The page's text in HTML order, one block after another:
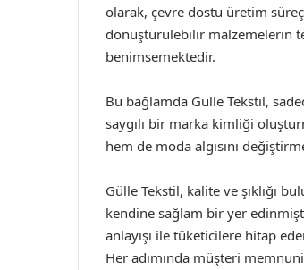
olarak, çevre dostu üretim
dönüştürülebilir malzemelerin
benimsemektedir.
Bu bağlamda Gülle Tekstil,
saygılı bir marka kimliği
hem de moda algısını
Gülle Tekstil, kalite ve şıklığı
kendine sağlam bir yer
anlayışı ile tüketicilere hitap
Her adımında müşteri